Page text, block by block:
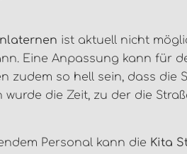
ist aktuell nicht
Eine Anpassung kann für
zudem so hell sein, dass
die Zeit, zu der die
Personal kann die Kita